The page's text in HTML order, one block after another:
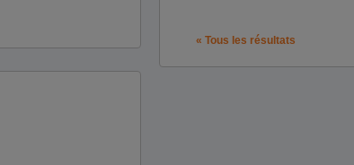
« Tous les résultats